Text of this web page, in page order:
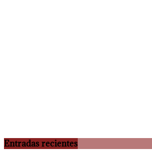
Entradas recientes